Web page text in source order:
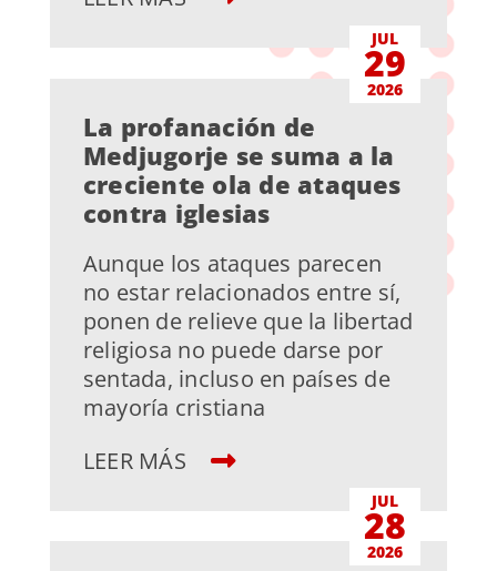
JUL
29
2026
La profanación de
Medjugorje se suma a la
creciente ola de ataques
contra iglesias
Aunque los ataques parecen
no estar relacionados entre sí,
ponen de relieve que la libertad
religiosa no puede darse por
sentada, incluso en países de
mayoría cristiana
LEER MÁS
JUL
28
2026